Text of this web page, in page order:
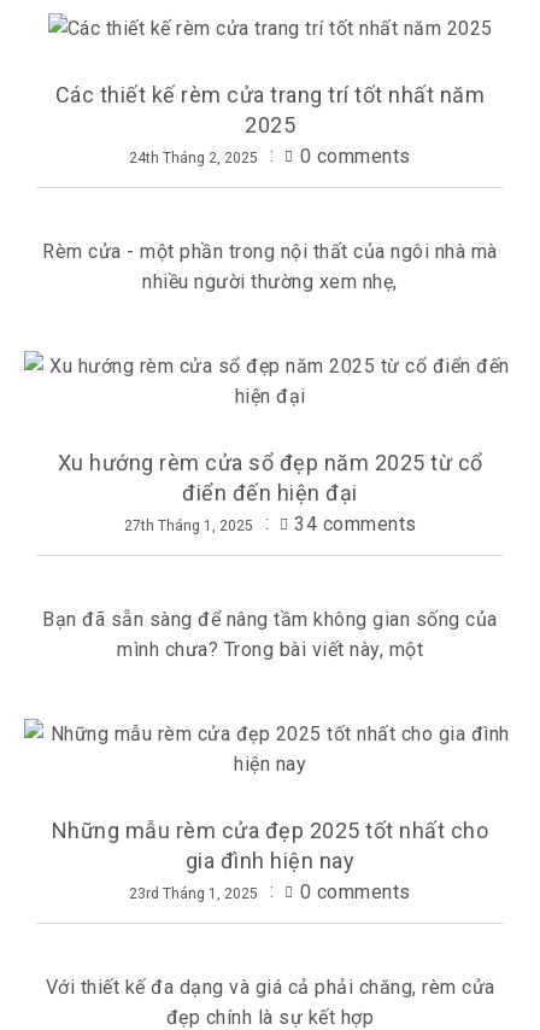
Các thiết kế rèm cửa trang trí tốt nhất năm
2025
24th Tháng 2, 2025 0 comments
Rèm cửa - một phần trong nội thất của ngôi nhà mà
nhiều người thường xem nhẹ,
Xu hướng rèm cửa sổ đẹp năm 2025 từ cổ
điển đến hiện đại
27th Tháng 1, 2025 34 comments
Bạn đã sẵn sàng để nâng tầm không gian sống của
mình chưa? Trong bài viết này, một
Những mẫu rèm cửa đẹp 2025 tốt nhất cho
gia đình hiện nay
23rd Tháng 1, 2025 0 comments
Với thiết kế đa dạng và giá cả phải chăng, rèm cửa
đẹp chính là sự kết hợp